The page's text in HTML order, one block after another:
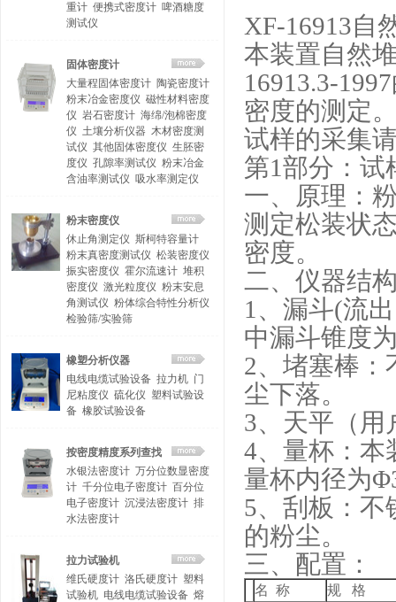
重计 便携式密度计 啤酒糖度
测试仪
固体密度计
大量程固体密度计 陶瓷密度计
粉末冶金密度仪 磁性材料密度
仪 岩石密度计 海绵/泡棉密度
仪 土壤分析仪器 木材密度测
试仪 其他固体密度仪 生胚密
度仪 孔隙率测试仪 粉末冶金
含油率测试仪 吸水率测定仪
粉末密度仪
休止角测定仪 斯柯特容量计
粉末真密度测试仪 松装密度仪
振实密度仪 霍尔流速计 堆积
密度仪 激光粒度仪 粉末安息
角测试仪 粉体综合特性分析仪
检验筛/实验筛
橡塑分析仪器
电线电缆试验设备 拉力机 门
尼粘度仪 硫化仪 塑料试验设
备 橡胶试验设备
按密度精度系列查找
水银法密度计 万分位数显密度
计 千分位电子密度计 百分位
电子密度计 沉浸法密度计 排
水法密度计
拉力试验机
维氏硬度计 洛氏硬度计 塑料
试验机 电线电缆试验设备 熔
XF-16913自
本装置自然
16913.3-1997
密度的测定
试样的采集
第1部分：试
一、原理：
测定松装状
密度。
二、仪器结
1 、漏斗(流
中漏斗锥度
2、堵塞棒：
尘下落。
3、天平（用
4、量杯：本
量杯内径为
5、刮板：不
的粉尘。
三、配置：
名 称 规
格